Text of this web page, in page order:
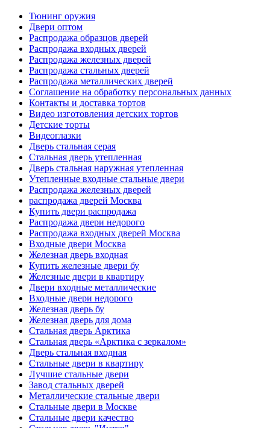
Тюнинг оружия
Двери оптом
Распродажа образцов дверей
Распродажа входных дверей
Распродажа железных дверей
Распродажа стальных дверей
Распродажа металлических дверей
Соглашение на обработку персональных данных
Контакты и доставка тортов
Видео изготовления детских тортов
Детские торты
Видеоглазки
Дверь стальная серая
Стальная дверь утепленная
Дверь стальная наружная утепленная
Утепленные входные стальные двери
Распродажа железных дверей
распродажа дверей Москва
Купить двери распродажа
Распродажа двери недорого
Распродажа входных дверей Москва
Входные двери Москва
Железная дверь входная
Купить железные двери бу
Железные двери в квартиру
Двери входные металлические
Входные двери недорого
Железная дверь бу
Железная дверь для дома
Стальная дверь Арктика
Стальная дверь «Арктика с зеркалом»
Дверь стальная входная
Стальные двери в квартиру
Лучшие стальные двери
Завод стальных дверей
Металлические стальные двери
Стальные двери в Москве
Стальные двери качество